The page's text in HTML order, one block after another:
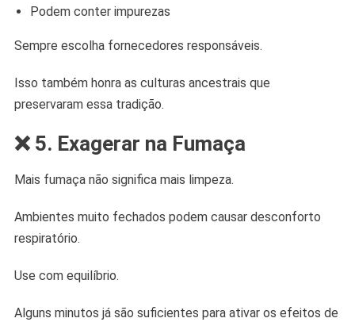
Podem conter impurezas
Sempre escolha fornecedores responsáveis.
Isso também honra as culturas ancestrais que
preservaram essa tradição.
❌ 5. Exagerar na Fumaça
Mais fumaça não significa mais limpeza.
Ambientes muito fechados podem causar desconforto
respiratório.
Use com equilíbrio.
Alguns minutos já são suficientes para ativar os efeitos de